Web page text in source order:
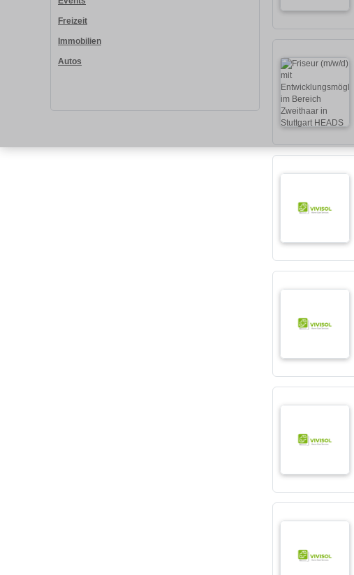
Freizeit
Immobilien
Autos